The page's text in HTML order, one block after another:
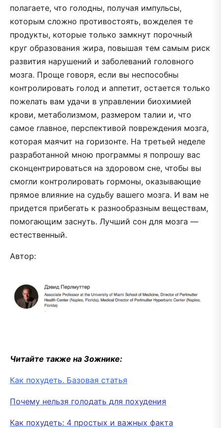
полагаете, что голодны, получая импульсы,
которым сложно противостоять, вожделея те
продукты, которые только замкнут порочный
круг образования жира, повышая тем самым риск
развития нарушений и заболеваний головного
мозга. Проще говоря, если вы неспособны
контролировать голод и аппетит, остается только
пожелать вам удачи в управлении биохимией
крови, метаболизмом, размером талии и, что
самое главное, перспективой повреждения мозга,
которая маячит на горизонте. На третьей неделе
разработанной мною программы я попрошу вас
сконцентрироваться на здоровом сне, чтобы вы
смогли контролировать гормоны, оказывающие
прямое влияние на судьбу вашего мозга. И вам не
придется прибегать к разнообразным веществам,
помогающим заснуть. Лучший сон для мозга —
естественный.
Автор:
Читайте также на Зожнике:
Как похудеть. Базовая статья
Почему нельзя голодать для похудения
Как похудеть: 4 простых и важных факта